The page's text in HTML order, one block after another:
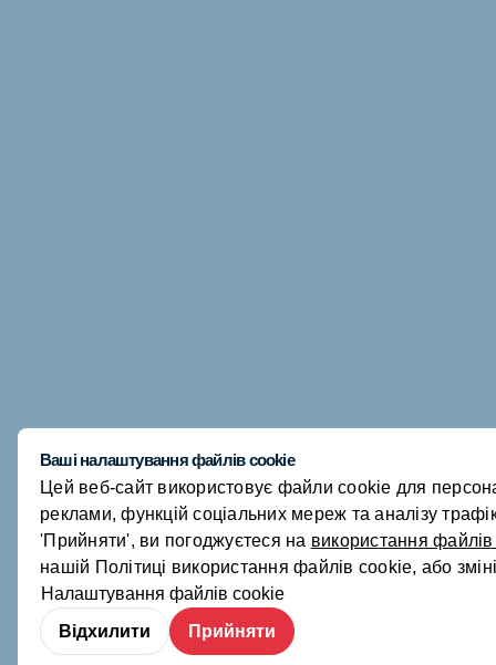
Ваші налаштування файлів cookie
Цей веб-сайт використовує файли cookie для
реклами, функцій соціальних мереж та аналізу
'Прийняти', ви погоджуєтеся на використання
нашій Політиці використання файлів cookie, або
Налаштування файлів cookie
Відхилити
Прийняти